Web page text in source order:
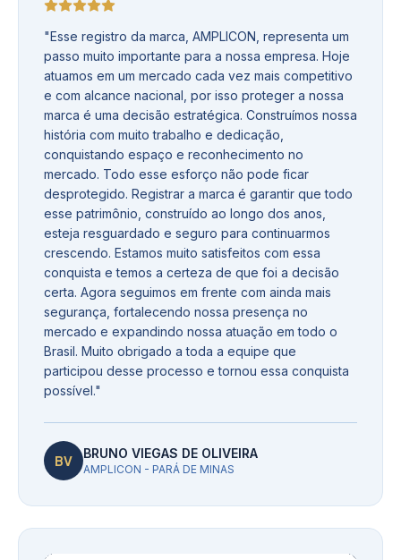
"Esse registro da marca, AMPLICON, representa um
passo muito importante para a nossa empresa. Hoje
atuamos em um mercado cada vez mais competitivo
e com alcance nacional, por isso proteger a nossa
marca é uma decisão estratégica. Construímos nossa
história com muito trabalho e dedicação,
conquistando espaço e reconhecimento no
mercado. Todo esse esforço não pode ficar
desprotegido. Registrar a marca é garantir que todo
esse patrimônio, construído ao longo dos anos,
esteja resguardado e seguro para continuarmos
crescendo. Estamos muito satisfeitos com essa
conquista e temos a certeza de que foi a decisão
certa. Agora seguimos em frente com ainda mais
segurança, fortalecendo nossa presença no
mercado e expandindo nossa atuação em todo o
Brasil. Muito obrigado a toda a equipe que
participou desse processo e tornou essa conquista
possível."
BV BRUNO VIEGAS DE OLIVEIRA
AMPLICON - PARÁ DE MINAS